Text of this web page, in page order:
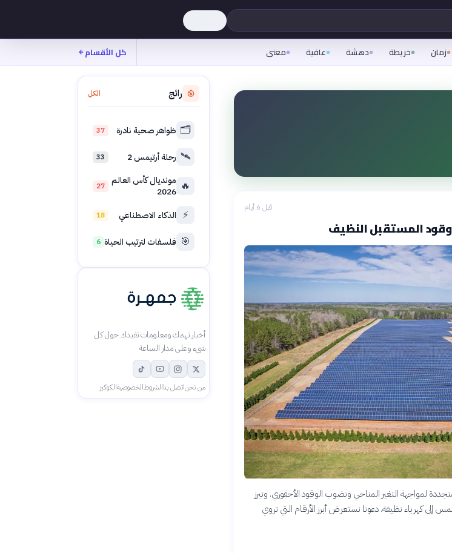
زمان خريطة دهشة عافية معنى كل الأقسام
قبل 6 أيام
وقود المستقبل النظيف
لمواجهة التغير المناخي ونضوب الوقود الأحفوري. وتبرز
كهرباء نظيفة. دعونا نستعرض أبرز الأرقام التي تروي
رائج الكل
🗂️ ظواهر صحية نادرة 37
🛰️ رحلة أرتيمس 2 33
🔥 مونديال كأس العالم
2026
27
⚡ الذكاء الاصطناعي 18
🎯 فلسفات لترتيب الحياة 6
أخبار تهمك ومعلومات تفيدك حول كل
شيء وعلى مدار الساعة
من نحناتصل بناالشروطالخصوصيةالكوكيز